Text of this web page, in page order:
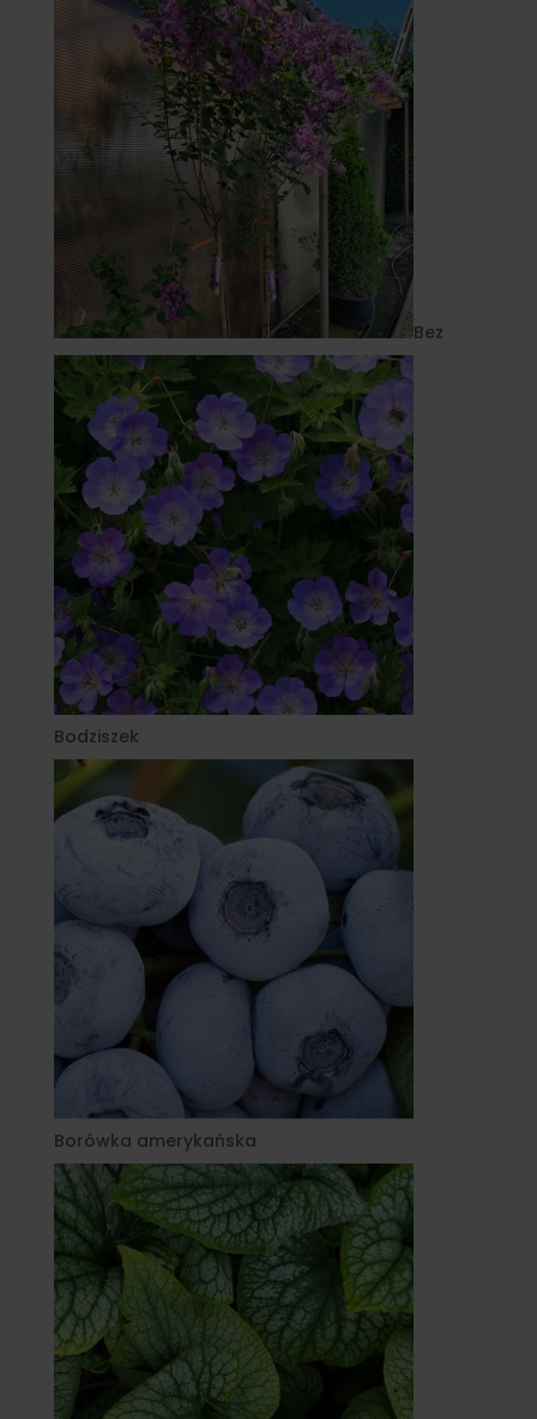
Bez
Bodziszek
Borówka amerykańska